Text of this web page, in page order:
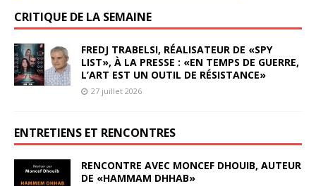
CRITIQUE DE LA SEMAINE
FREDJ TRABELSI, RÉALISATEUR DE «SPY
LIST», À LA PRESSE : «EN TEMPS DE GUERRE,
L’ART EST UN OUTIL DE RÉSISTANCE»
27 juillet 2026
ENTRETIENS ET RENCONTRES
RENCONTRE AVEC MONCEF DHOUIB, AUTEUR
DE «HAMMAM DHHAB»